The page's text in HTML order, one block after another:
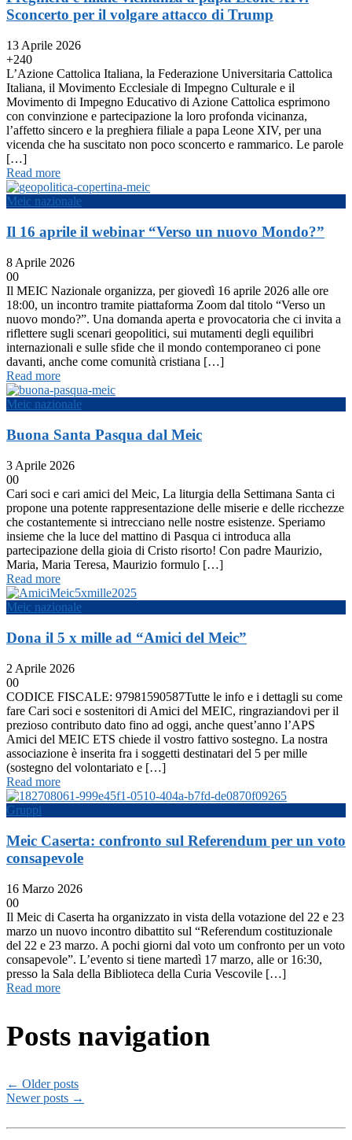
Sconcerto per il volgare attacco di Trump
13 Aprile 2026
+240
L’Azione Cattolica Italiana, la Federazione Universitaria Cattolica
Italiana, il Movimento Ecclesiale di Impegno Culturale e il
Movimento di Impegno Educativo di Azione Cattolica esprimono
con convinzione e partecipazione la loro profonda vicinanza,
l’affetto sincero e la preghiera filiale a papa Leone XIV, per una
vicenda che ha suscitato non poco sconcerto e rammarico. Le parole
[…]
Read more
Meic nazionale
Il 16 aprile il webinar “Verso un nuovo Mondo?”
8 Aprile 2026
00
Il MEIC Nazionale organizza, per giovedì 16 aprile 2026 alle ore
18:00, un incontro tramite piattaforma Zoom dal titolo “Verso un
nuovo mondo?”. Una domanda aperta e provocatoria che ci invita a
riflettere sugli scenari geopolitici, sui mutamenti degli equilibri
internazionali e sulle sfide che il mondo contemporaneo ci pone
davanti, anche come comunità cristiana […]
Read more
Meic nazionale
Buona Santa Pasqua dal Meic
3 Aprile 2026
00
Cari soci e cari amici del Meic, La liturgia della Settimana Santa ci
propone una potente rappresentazione delle miserie e delle ricchezze
che costantemente si intrecciano nelle nostre esistenze. Speriamo
insieme che la luce del mattino di Pasqua ci introduca alla
partecipazione della gioia di Cristo risorto! Con padre Maurizio,
Maria, Maria Teresa, Maurizio formulo […]
Read more
Meic nazionale
Dona il 5 x mille ad “Amici del Meic”
2 Aprile 2026
00
CODICE FISCALE: 97981590587Tutte le info e i dettagli su come
fare Cari soci e sostenitori di Amici del MEIC, ringraziandovi per il
prezioso contributo dato fino ad oggi, anche quest’anno l’APS
Amici del MEIC ETS chiede il vostro fattivo sostegno. La nostra
associazione è inserita fra i soggetti destinatari del 5 per mille
(sostegno del volontariato e […]
Read more
Gruppi
Meic Caserta: confronto sul Referendum per un voto
consapevole
16 Marzo 2026
00
Il Meic di Caserta ha organizzato in vista della votazione del 22 e 23
marzo un nuovo incontro dibattito sul “Referendum costituzionale
del 22 e 23 marzo. A pochi giorni dal voto um confronto per un voto
consapevole”. L’evento si tiene martedì 17 marzo, alle or 16:30,
presso la Sala della Biblioteca della Curia Vescovile […]
Read more
Posts navigation
← Older posts
Newer posts →